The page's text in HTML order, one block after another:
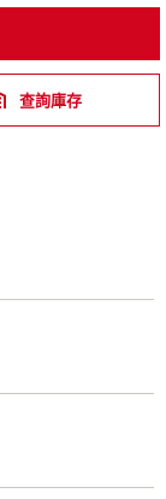
查詢庫存